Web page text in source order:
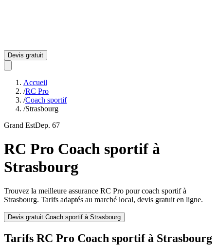
Devis gratuit
Accueil
/RC Pro
/Coach sportif
/Strasbourg
Grand EstDep. 67
RC Pro Coach sportif à
Strasbourg
Trouvez la meilleure assurance RC Pro pourcoach sportifà
Strasbourg. Tarifs adaptés au marché local, devis gratuit en ligne.
Devis gratuit Coach sportif à Strasbourg
Tarifs RC Pro Coach sportifà Strasbourg